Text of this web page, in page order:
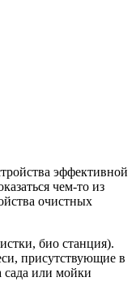
эффективной
чем-то из
очистных
био станция).
присутствующие в
сада или мойки